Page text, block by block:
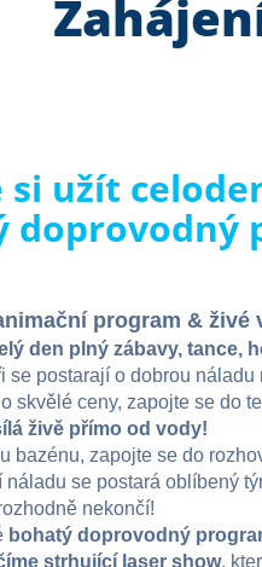
užít
doprovodný
program & živé
den plný zábavy, tance,
se postarají o dobrou
skvělé ceny, zapojte se do
živě přímo od vody!
bazénu, zapojte se do
náladu se postará oblíbený
nekončí!
bohatý doprovodný
strhující laser show,